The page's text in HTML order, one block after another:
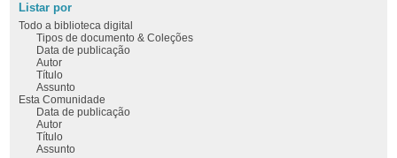
Listar por
Todo a biblioteca digital
Tipos de documento & Coleções
Data de publicação
Autor
Título
Assunto
Esta Comunidade
Data de publicação
Autor
Título
Assunto